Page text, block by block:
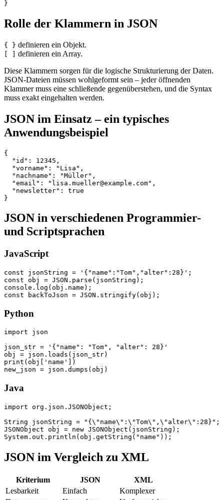
Rolle der Klammern in JSON
{ } definieren ein Objekt.
[ ] definieren ein Array.
Diese Klammern sorgen für die logische Strukturierung der Daten.
JSON-Dateien müssen wohlgeformt sein – jeder öffnenden
Klammer muss eine schließende gegenüberstehen, und die Syntax
muss exakt eingehalten werden.
JSON im Einsatz – ein typisches
Anwendungsbeispiel
{
  "id": 12345,
  "vorname": "Lisa",
  "nachname": "Müller",
  "email": "lisa.mueller@example.com",
  "newsletter": true
JSON in verschiedenen Programmier-
und Scriptsprachen
JavaScript
const jsonString = '{"name":"Tom","alter":28}';
const obj = JSON.parse(jsonString);
console.log(obj.name);
Python
import json
json_str = '{"name": "Tom", "alter": 28}'
obj = json.loads(json_str)
print(obj['name'])
Java
import org.json.JSONObject;
String jsonString = "{\"name\":\"Tom\",\"alter\":28}";
JSONObject obj = new JSONObject(jsonString);
JSON im Vergleich zu XML
Kriterium JSON
XML
Lesbarkeit
Einfach
Komplexer